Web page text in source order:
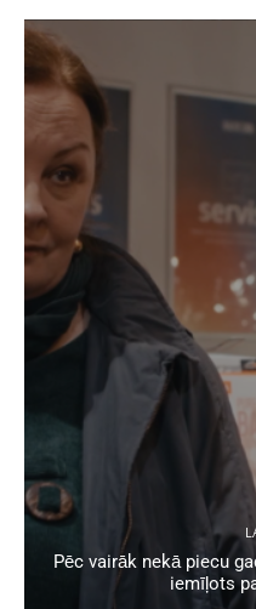
Pēc vairāk nekā piecu
iemīļots